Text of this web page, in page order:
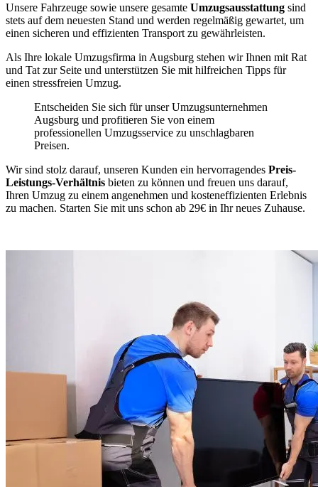
Unsere Fahrzeuge sowie unsere gesamte Umzugsausstattung sind
stets auf dem neuesten Stand und werden regelmäßig gewartet, um
einen sicheren und effizienten Transport zu gewährleisten.
Als Ihre lokale Umzugsfirma in Augsburg stehen wir Ihnen mit Rat
und Tat zur Seite und unterstützen Sie mit hilfreichen Tipps für
einen stressfreien Umzug.
Entscheiden Sie sich für unser Umzugsunternehmen
Augsburg und profitieren Sie von einem
professionellen Umzugsservice zu unschlagbaren
Preisen.
Wir sind stolz darauf, unseren Kunden ein hervorragendes Preis-
Leistungs-Verhältnis bieten zu können und freuen uns darauf,
Ihren Umzug zu einem angenehmen und kosteneffizienten Erlebnis
zu machen. Starten Sie mit uns schon ab 29€ in Ihr neues Zuhause.